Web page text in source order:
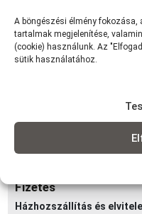
A böngészési élmény fokozása,
tartalmak megjelenítése,
(cookie) használunk. Az
sütik használatához.
Házhozszállítás /
futárszolgálattal: 1,5 km -
1990Ft | 6-7 km-ig: 2290Ft
Elvitel:Rendelésedet
Fizetés
Házhozszállítás és